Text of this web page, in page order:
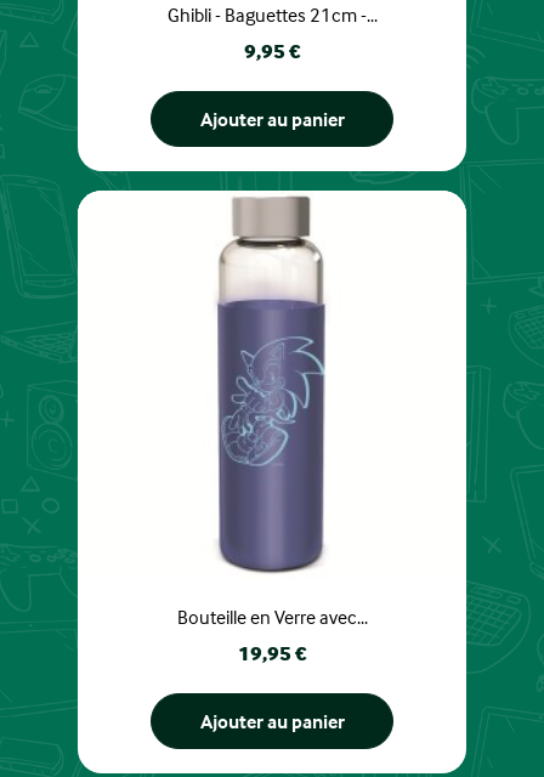
Ghibli - Baguettes 21cm -...
Prix
9,95 €
Ajouter au panier
Bouteille en Verre avec...
Prix
19,95 €
Ajouter au panier